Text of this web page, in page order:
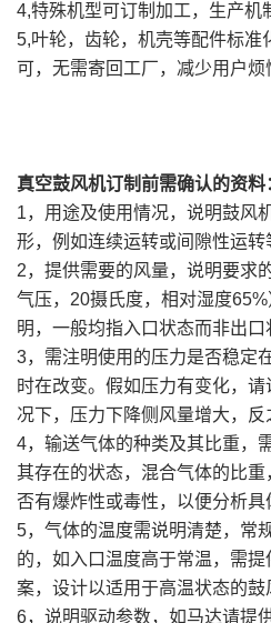
4,特殊机型可订制加工，生产机
5,叶轮，齿轮，机壳等配件标准
可，无需寄回工厂，减少用户烦
真空鼓风机订制前需确认的资料
1，用途及使用情况，说明鼓风
形，例如连续运转或间隙性运转
2，提供需要的风量，说明要求
气压，20摄氏度，相对湿度
明，一般均指入口状态而非出口
3，需注明使用的压力是否稳定
时在改变。假如压力有变化，
况下，压力下降侧风量增大，反
4，输送气体的种类及其比重，
其存在的状态，混合气体的比
否有爆炸性或毒性，以便分析具
5，气体的温度需说明清楚，常
的，如入口温度高于常温，需
案，设计以适用于高温状态的鼓
6，说明驱动参数，如马达请提